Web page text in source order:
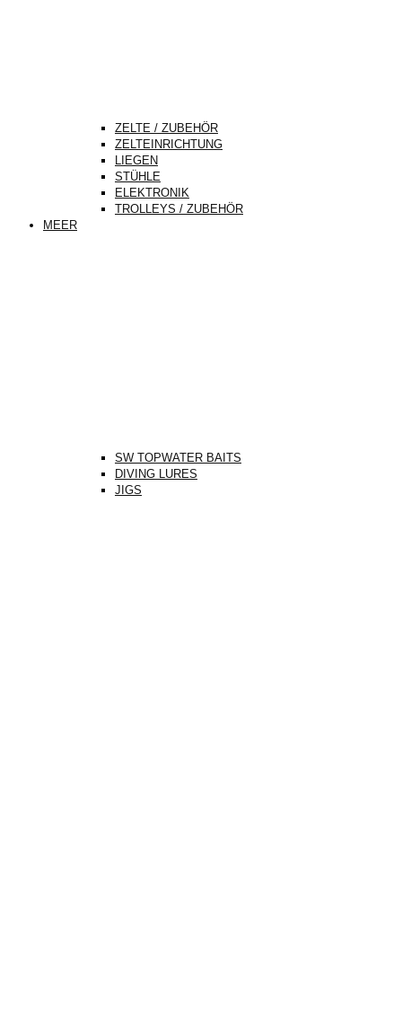
ZELTE / ZUBEHÖR
ZELTEINRICHTUNG
LIEGEN
STÜHLE
ELEKTRONIK
TROLLEYS / ZUBEHÖR
MEER
SW TOPWATER BAITS
DIVING LURES
JIGS